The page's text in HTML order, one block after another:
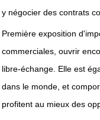
y négocier des contrats
Première exposition
commerciales, ouvrir
libre-échange. Elle est
dans le monde, et
profitent au mieux des